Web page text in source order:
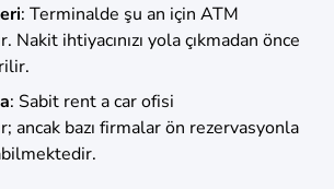
: Terminalde şu an için ATM
Nakit ihtiyacınızı yola çıkmadan önce
: Sabit rent a car ofisi
ancak bazı firmalar ön rezervasyonla